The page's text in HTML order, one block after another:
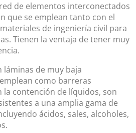
de elementos interconectados
que se emplean tanto con el
de ingeniería civil para
Tienen la ventaja de tener muy
láminas de muy baja
como barreras
la contención de líquidos, son
a una amplia gama de
ácidos, sales, alcoholes,